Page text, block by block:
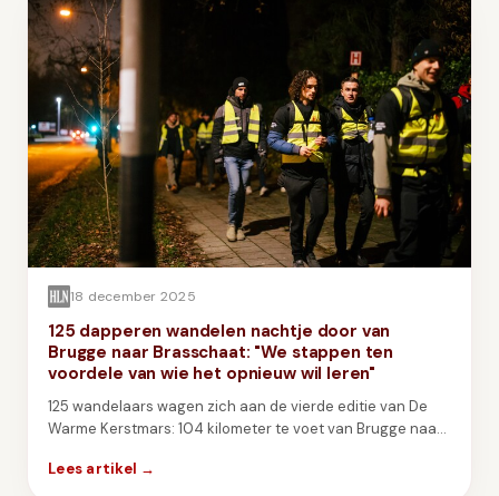
18 december 2025
125 dapperen wandelen nachtje door van
Brugge naar Brasschaat: "We stappen ten
voordele van wie het opnieuw wil leren"
125 wandelaars wagen zich aan de vierde editie van De
Warme Kerstmars: 104 kilometer te voet van Brugge naar
Walk Again.
Lees artikel →